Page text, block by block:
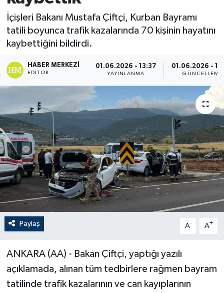
İçişleri Bakanı Mustafa Çiftçi, Kurban Bayramı
tatili boyunca trafik kazalarında 70 kişinin hayatını
kaybettiğini bildirdi.
HABER MERKEZI
EDITÖR
01.06.2026 - 13:37
YAYINLANMA
01.06.2026 -
GÜNCELLEME
Paylaş A- A+
ANKARA (AA) - Bakan Çiftçi, yaptığı yazılı
açıklamada, alınan tüm tedbirlere rağmen bayram
tatilinde trafik kazalarının ve can kayıplarının